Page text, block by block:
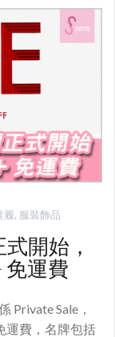
履, 服裝飾品
開始，
免運費
Private Sale，
運費，名牌包括